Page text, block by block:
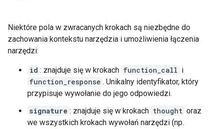
Niektóre pola w zwracanych krokach są niezbędne do
zachowania kontekstu narzędzia i umożliwienia łączenia
narzędzi:
id : znajduje się w krokach function_call i
function_response . Unikalny identyfikator, który
przypisuje wywołanie do jego odpowiedzi.
signature : znajduje się w krokach thought oraz
we wszystkich krokach wywołań narzędzi (np.